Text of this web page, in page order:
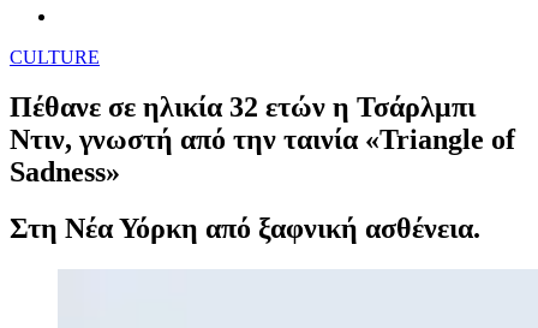
CULTURE
Πέθανε σε ηλικία 32 ετών η Τσάρλμπι
Ντιν, γνωστή από την ταινία «Triangle of
Sadness»
Στη Νέα Υόρκη από ξαφνική ασθένεια.